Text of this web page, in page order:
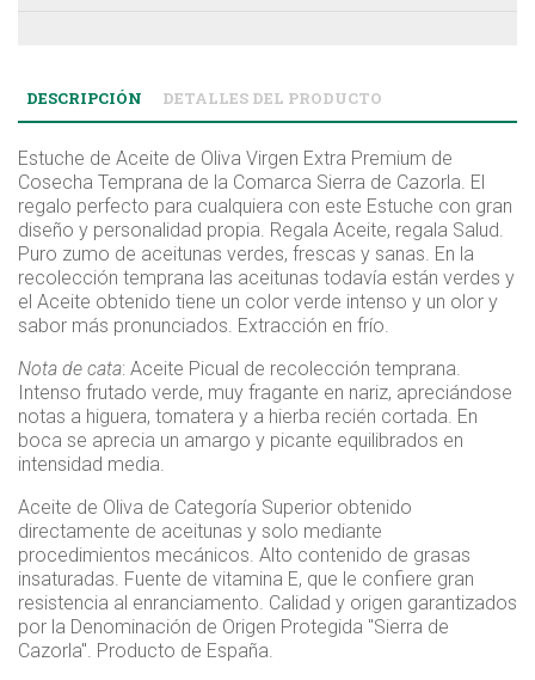
DESCRIPCIÓN DETALLES DEL PRODUCTO
Estuche de Aceite de Oliva Virgen Extra Premium de
Cosecha Temprana de la Comarca Sierra de Cazorla. El
regalo perfecto para cualquiera con este Estuche con gran
diseño y personalidad propia. Regala Aceite, regala Salud.
Puro zumo de aceitunas verdes, frescas y sanas. En la
recolección temprana las aceitunas todavía están verdes y
el Aceite obtenido tiene un color verde intenso y un olor y
sabor más pronunciados. Extracción en frío.
Nota de cata: Aceite Picual de recolección temprana.
Intenso frutado verde, muy fragante en nariz, apreciándose
notas a higuera, tomatera y a hierba recién cortada. En
boca se aprecia un amargo y picante equilibrados en
intensidad media.
Aceite de Oliva de Categoría Superior obtenido
directamente de aceitunas y solo mediante
procedimientos mecánicos. Alto contenido de grasas
insaturadas. Fuente de vitamina E, que le confiere gran
resistencia al enranciamento. Calidad y origen garantizados
por la Denominación de Origen Protegida "Sierra de
Cazorla". Producto de España.